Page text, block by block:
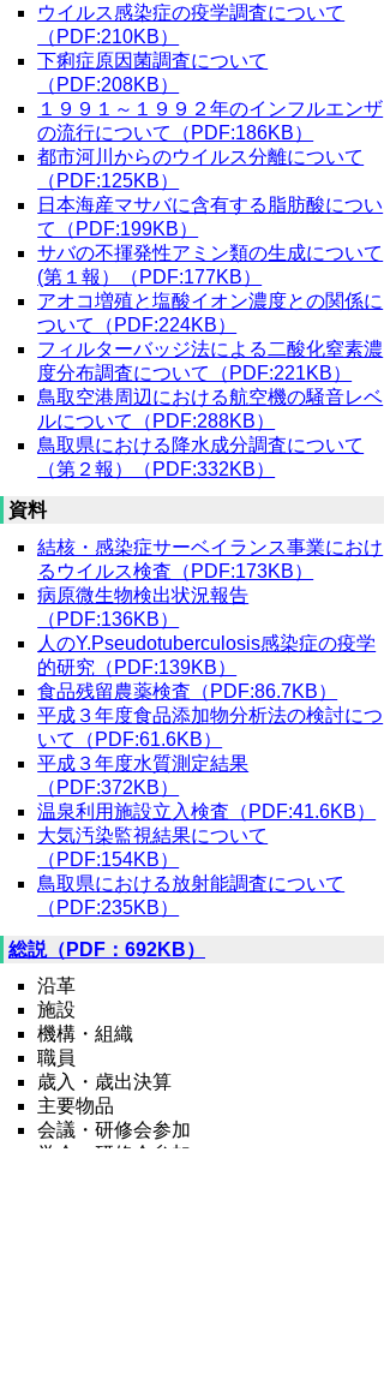
ウイルス感染症の疫学調査について
（PDF:210KB）
下痢症原因菌調査について
（PDF:208KB）
１９９１～１９９２年のインフルエンザ
の流行について（PDF:186KB）
都市河川からのウイルス分離について
（PDF:125KB）
日本海産マサバに含有する脂肪酸につい
て（PDF:199KB）
サバの不揮発性アミン類の生成について
(第１報）（PDF:177KB）
アオコ増殖と塩酸イオン濃度との関係に
ついて（PDF:224KB）
フィルターバッジ法による二酸化窒素濃
度分布調査について（PDF:221KB）
鳥取空港周辺における航空機の騒音レベ
ルについて（PDF:288KB）
鳥取県における降水成分調査について
（第２報）（PDF:332KB）
資料
結核・感染症サーベイランス事業におけ
るウイルス検査（PDF:173KB）
病原微生物検出状況報告
（PDF:136KB）
人のY.Pseudotuberculosis感染症の疫学
的研究（PDF:139KB）
食品残留農薬検査（PDF:86.7KB）
平成３年度食品添加物分析法の検討につ
いて（PDF:61.6KB）
平成３年度水質測定結果
（PDF:372KB）
温泉利用施設立入検査（PDF:41.6KB）
大気汚染監視結果について
（PDF:154KB）
鳥取県における放射能調査について
（PDF:235KB）
総説（PDF：692KB）
沿革
施設
機構・組織
職員
歳入・歳出決算
主要物品
会議・研修会参加
学会・研修会参加